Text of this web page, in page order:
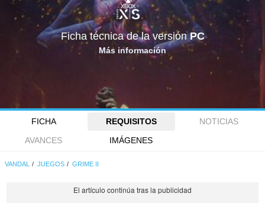
Ficha técnica de la versiónPC
Más información
FICHA REQUISITOS
NOTICIAS
AVANCES
IMÁGENES
VANDAL JUEGOS GRIME II